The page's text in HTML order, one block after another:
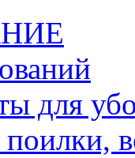
для